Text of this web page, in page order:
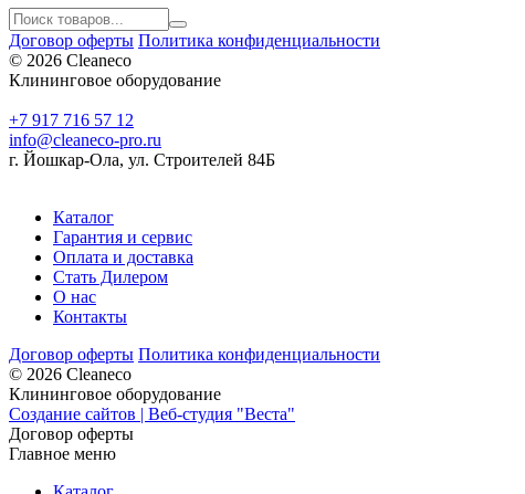
Поиск товаров...
Договор оферты Политика конфиденциальности
© 2026 Cleaneco
Клининговое оборудование
+7 917 716 57 12
info@cleaneco-pro.ru
г. Йошкар-Ола, ул. Строителей 84Б
Каталог
Гарантия и сервис
Оплата и доставка
Стать Дилером
О нас
Контакты
Договор оферты Политика конфиденциальности
© 2026 Cleaneco
Клининговое оборудование
Создание сайтов | Веб-студия "Веста"
Договор оферты
Главное меню